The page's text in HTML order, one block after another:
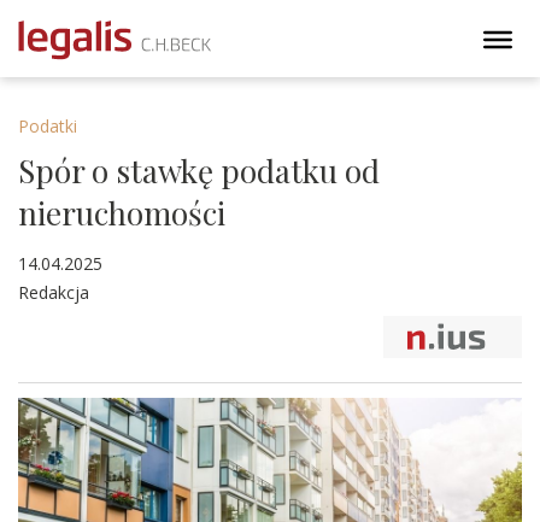
Podatki
Spór o stawkę podatku od
nieruchomości
14.04.2025
Redakcja